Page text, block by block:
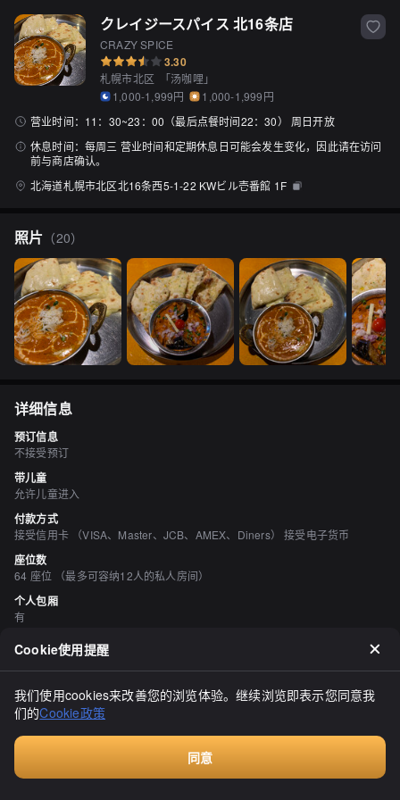
クレイジースパイス 北16条店
CRAZY SPICE
3.30
札幌市北区 「汤咖哩 」
1,000-1,999円
1,000-1,999円
营业时间： 11：30~23：00（最后点餐时间22：30） 周日开放
休息时间： 每周三 营业时间和定期休息日可能会发生变化，因此请在访问
前与商店确认。
北海道札幌市北区北16条西5-1-22 KWビル壱番館 1F
照片 （20）
详细信息
预订信息
不接受预订
带儿童
允许儿童进入
付款方式
接受信用卡 （VISA、Master、JCB、AMEX、Diners） 接受电子货币
座位数
64 座位 （最多可容纳12人的私人房间）
个人包厢
有
吸烟与禁烟
所有座位均禁止吸烟
有
空间与设备
时尚的空间、宁静的空间、座位宽敞
Cookie使用提醒
我们使用cookies来改善您的浏览体验。继续浏览即表示您同意我
们的Cookie政策
同意